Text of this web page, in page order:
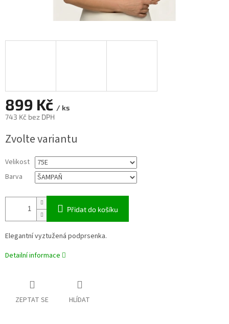
899 Kč / ks
743 Kč bez DPH
cena:
Zvolte variantu
Velikost
Barva
Přidat do košíku
Elegantní vyztužená podprsenka.
Detailní informace
ZEPTAT SE HLÍDAT